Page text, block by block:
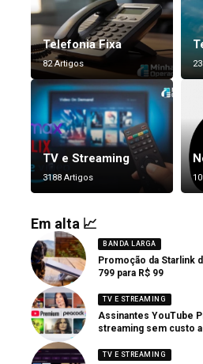
Telefonia Fixa
82 Artigos
TV e Streaming
3188 Artigos
Em alta 📈
BANDA LARGA
Promoção da Starlink
799 para R$ 99
TV E STREAMING
Assinantes YouTube
streaming sem custo
TV E STREAMING